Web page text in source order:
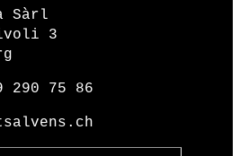
Sàrl
3
290 75 86